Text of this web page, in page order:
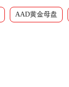
AAD黄金母盘